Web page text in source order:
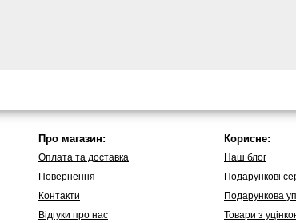
Про магазин:
Оплата та доставка
Повернення
Контакти
Вiдгуки про нас
Корисне:
Наш блог
Подарункові
Подарункова
Товари з